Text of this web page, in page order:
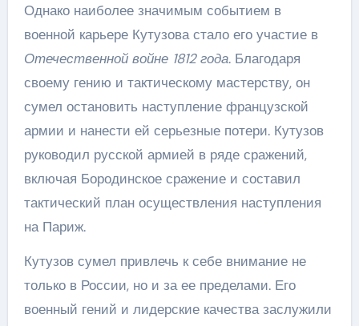
Однако наиболее значимым событием в
военной карьере Кутузова стало его участие в
Отечественной войне 1812 года. Благодаря
своему гению и тактическому мастерству, он
сумел остановить наступление французской
армии и нанести ей серьезные потери. Кутузов
руководил русской армией в ряде сражений,
включая Бородинское сражение и составил
тактический план осуществления наступления
на Париж.
Кутузов сумел привлечь к себе внимание не
только в России, но и за ее пределами. Его
военный гений и лидерские качества заслужили